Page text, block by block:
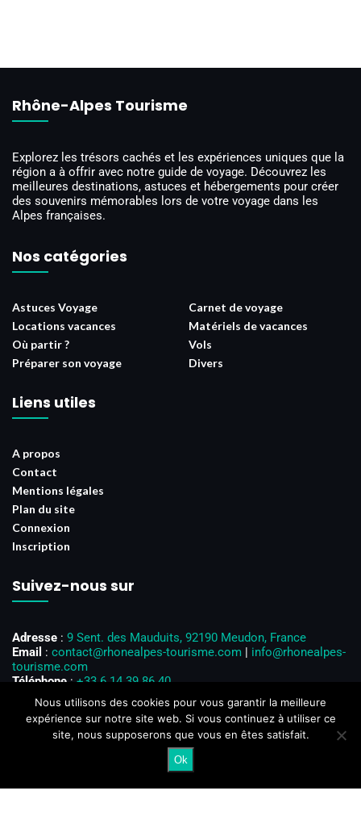
Rhône-Alpes Tourisme
Explorez les trésors cachés et les expériences uniques que la
région a à offrir avec notre guide de voyage. Découvrez les
meilleures destinations, astuces et hébergements pour créer
des souvenirs mémorables lors de votre voyage dans les
Alpes françaises.
Nos catégories
Astuces Voyage
Carnet de voyage
Locations vacances
Matériels de vacances
Où partir ?
Vols
Préparer son voyage
Divers
Liens utiles
A propos
Contact
Mentions légales
Plan du site
Connexion
Inscription
Suivez-nous sur
Adresse : 9 Sent. des Mauduits, 92190 Meudon, France
Email : contact@rhonealpes-tourisme.com
info@rhonealpes-
tourisme.com
Téléphone : +33 6 14 39 86 40
Horaires d’ouverture
: Du lundi au vendredi, de 8h00 à 18h00
Nous utilisons des cookies pour vous garantir la meilleure
expérience sur notre site web. Si vous continuez à utiliser ce
site, nous supposerons que vous en êtes satisfait.
Ok